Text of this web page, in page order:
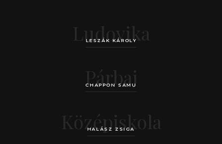
Ludovika
LESZÁK KÁROLY
Párbaj
CHAPPON SAMU
Középiskola
HALÁSZ ZSIGA